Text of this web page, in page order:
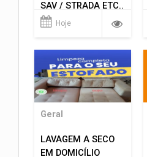
SAV / STRADA ETC..
R$ 219,99
Hoje
Geral
LAVAGEM A SECO
EM DOMICÍLIO